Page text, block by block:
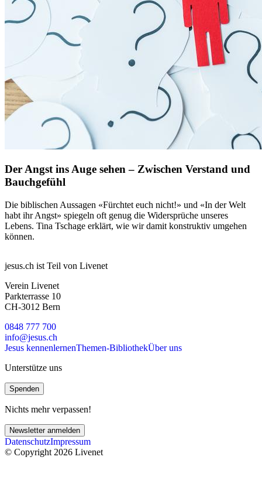
Der Angst ins Auge sehen – Zwischen Verstand und
Bauchgefühl
Die biblischen Aussagen «Fürchtet euch nicht!» und «In der Welt
habt ihr Angst» spiegeln oft genug die Widersprüche unseres
Lebens. Tina Tschage erklärt, wie wir damit konstruktiv umgehen
können.
jesus.ch ist Teil von Livenet
Verein Livenet
Parkterrasse 10
CH-3012 Bern
0848 777 700
info@jesus.ch
Jesus kennenlernenThemen-BibliothekÜber uns
Unterstütze uns
Spenden
Nichts mehr verpassen!
Newsletter anmelden
DatenschutzImpressum
© Copyright 2026 Livenet